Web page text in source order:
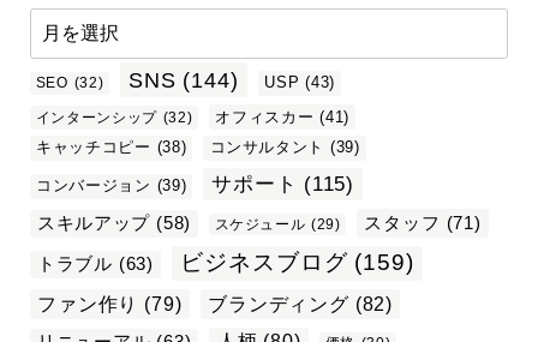
SEO (32) SNS (144) USP (43)
インターンシップ (32) オフィスカー (41)
キャッチコピー (38) コンサルタント (39)
コンバージョン (39) サポート (115)
スキルアップ (58) スケジュール (29) スタッフ (71)
トラブル (63) ビジネスブログ (159)
ファン作り (79) ブランディング (82)